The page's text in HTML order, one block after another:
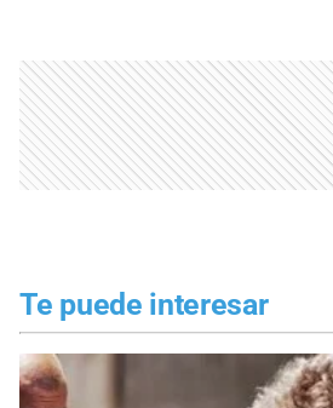
Te puede interesar